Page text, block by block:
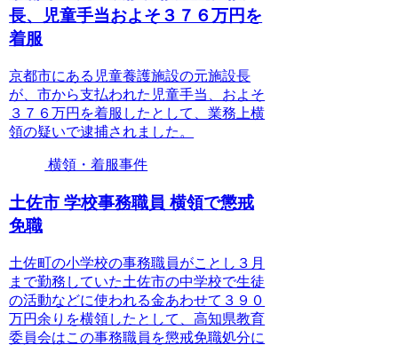
長、児童手当およそ３７６万円を
着服
京都市にある児童養護施設の元施設長
が、市から支払われた児童手当、およそ
３７６万円を着服したとして、業務上横
領の疑いで逮捕されました。
横領・着服事件
土佐市 学校事務職員 横領で懲戒
免職
土佐町の小学校の事務職員がことし３月
まで勤務していた土佐市の中学校で生徒
の活動などに使われる金あわせて３９０
万円余りを横領したとして、高知県教育
委員会はこの事務職員を懲戒免職処分に